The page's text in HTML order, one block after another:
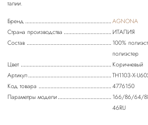
Бренд
AGNONA
Страна производства
ИТАЛИЯ
Состав
100%
полиэстер
Цвет
Коричневый
Артикул
TH1103-X-
Код товара
4776150
Параметры модели
166/86/64/
46RU